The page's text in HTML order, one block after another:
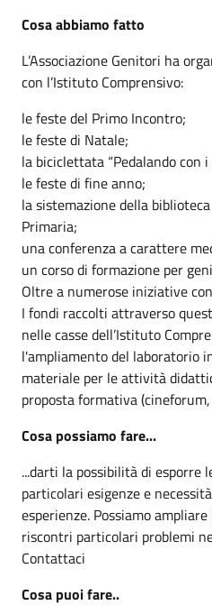
Cosa abbiamo fatto
L’Associazione Genitori ha
con l’Istituto Comprensivo:
le feste del Primo Incontro;
le feste di Natale;
la biciclettata “Pedalando con
le feste di fine anno;
la sistemazione della
Primaria;
una conferenza a carattere
un corso di formazione per
Oltre a numerose iniziative
I fondi raccolti attraverso
nelle casse dell’Istituto
l'ampliamento del laboratorio
materiale per le attività
proposta formativa
Cosa possiamo fare...
...darti la possibilità di esporre
particolari esigenze e
esperienze. Possiamo
riscontri particolari problemi
Contattaci
Cosa puoi fare..